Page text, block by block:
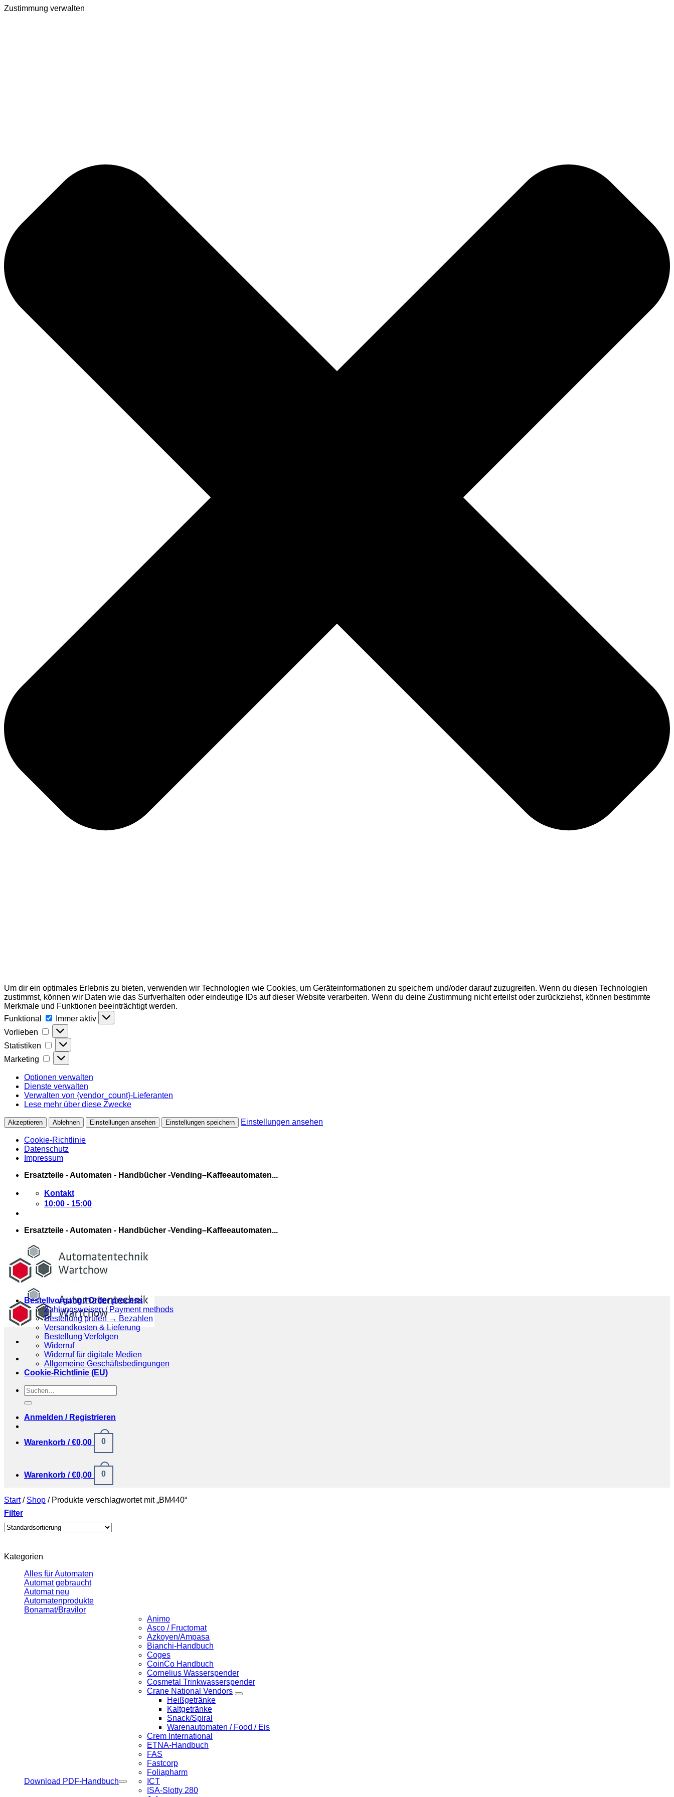
Zustimmung verwalten
Um dir ein optimales Erlebnis zu bieten, verwenden wir Technologien wie Cookies, um Geräteinformationen zu speichern und/oder darauf zuzugreifen. Wenn du diesen Technologien
zustimmst, können wir Daten wie das Surfverhalten oder eindeutige IDs auf dieser Website verarbeiten. Wenn du deine Zustimmung nicht erteilst oder zurückziehst, können bestimmte
Merkmale und Funktionen beeinträchtigt werden.
Funktional
Funktional
Immer aktiv
Vorlieben
Vorlieben
Statistiken Statistiken
Marketing Marketing
Optionen verwalten
Dienste verwalten
Verwalten von {vendor_count}-Lieferanten
Lese mehr über diese Zwecke
Akzeptieren Ablehnen Einstellungen ansehen Einstellungen speichern Einstellungen ansehen
Cookie-Richtlinie
Datenschutz
Impressum
Zum
springen
Ersatzteile - Automaten - Handbücher -Vending–Kaffeeautomaten...
Kontakt
10:00 - 15:00
Ersatzteile - Automaten - Handbücher -Vending–Kaffeeautomaten...
Bestellvorgang / Order process
Zahlungsweisen / Payment methods
Bestellung prüfen → Bezahlen
Versandkosten & Lieferung
Bestellung Verfolgen
Widerruf
Widerruf für digitale Medien
Allgemeine Geschäftsbedingungen
Cookie-Richtlinie (EU)
Suchen
nach:
Anmelden / Registrieren
Warenkorb /€0,00 0
Warenkorb /€0,00 0
Start / Shop /Produkte verschlagwortet mit „BM440“
Filter
Kategorien
Alles für Automaten
Automat gebraucht
Automat neu
Automatenprodukte
Bonamat/Bravilor
Download PDF-Handbuch
Animo
Asco / Fructomat
Azkoyen/Ampasa
Bianchi-Handbuch
Coges
CoinCo Handbuch
Cornelius Wasserspender
Cosmetal Trinkwasserspender
Crane National Vendors
Heißgetränke
Kaltgetränke
Snack/Spiral
Warenautomaten / Food / Eis
Crem International
ETNA-Handbuch
FAS
Fastcorp
Foliapharm
ICT
ISA-Slotty 280